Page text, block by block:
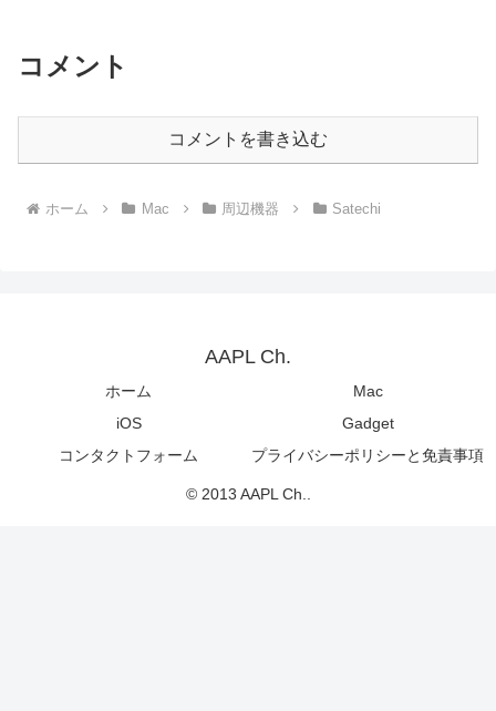
コメント
コメントを書き込む
ホーム Mac 周辺機器 Satechi
AAPL Ch.
ホーム
Mac
iOS
Gadget
コンタクトフォーム
プライバシーポリシーと免責事項
© 2013 AAPL Ch..